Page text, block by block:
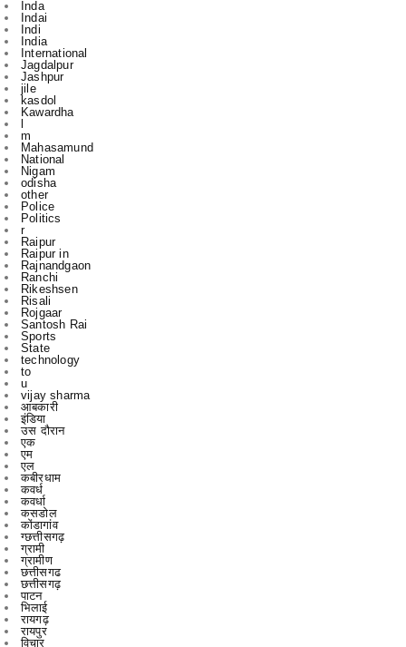
Jagdalpur
Jashpur
jile
kasdol
Kawardha
l
m
Mahasamund
National
Nigam
odisha
other
Police
Politics
r
Raipur
Raipur in
Rajnandgaon
Ranchi
Rikeshsen
Risali
Rojgaar
Santosh Rai
Sports
State
technology
to
u
vijay sharma
आबकारी
इंडिया
उस दौरान
एक
एम
एल
कबीरधाम
कवर्ध
कवर्धा
कसडोल
कोंडागांव
ग्छत्तीसगढ़
ग्रामी
ग्रामीण
छत्तीसगढ
छत्तीसगढ़
पाटन
भिलाई
रायगढ़
रायपुर
विचार
विचार मंथन
विचारमंथन
शहर
शहरChhattisgarrh